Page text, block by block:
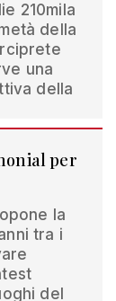
210mila
della
una
della
per
la
tra i
del